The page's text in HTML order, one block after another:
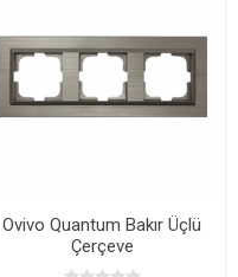
Ovivo Quantum Bakır Üçlü
Çerçeve